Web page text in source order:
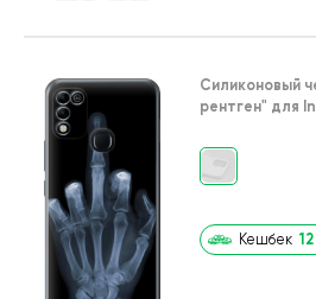
Силиконовый
рентген" для
Кешбек 12